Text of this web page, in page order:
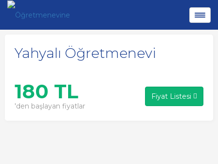
Yahyalı Öğretmenevi
180 TL
'den başlayan fiyatlar
Fiyat Listesi